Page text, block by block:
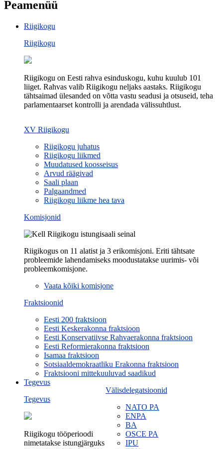
Peamenüü
Riigikogu
Riigikogu
Riigikogu on Eesti rahva esinduskogu, kuhu kuulub 101
liiget. Rahvas valib Riigikogu neljaks aastaks. Riigikogu
tähtsaimad ülesanded on võtta vastu seadusi ja otsuseid, teha
parlamentaarset kontrolli ja arendada välissuhtlust.
XV Riigikogu
Riigikogu juhatus
Riigikogu liikmed
Muudatused koosseisus
Arvud räägivad
Saali plaan
Palgaandmed
Riigikogu liikme hea tava
Komisjonid
Riigikogus on 11 alatist ja 3 erikomisjoni. Eriti tähtsate
probleemide lahendamiseks moodustatakse uurimis- või
probleemkomisjone.
Vaata kõiki komisjone
Fraktsioonid
Eesti 200 fraktsioon
Eesti Keskerakonna fraktsioon
Eesti Konservatiivse Rahvaerakonna fraktsioon
Eesti Reformierakonna fraktsioon
Isamaa fraktsioon
Sotsiaaldemokraatliku Erakonna fraktsioon
Fraktsiooni mittekuuluvad saadikud
Välisdelegatsioonid
NATO PA
ENPA
BA
OSCE PA
IPU
Tegevus
Tegevus
Riigikogu tööperioodi
nimetatakse istungjärguks